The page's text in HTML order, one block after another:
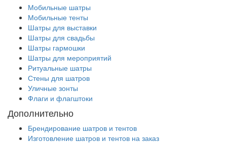
Мобильные шатры
Мобильные тенты
Шатры для выставки
Шатры для свадьбы
Шатры гармошки
Шатры для мероприятий
Ритуальные шатры
Стены для шатров
Уличные зонты
Флаги и флагштоки
Дополнительно
Брендирование шатров и тентов
Изготовление шатров и тентов на заказ